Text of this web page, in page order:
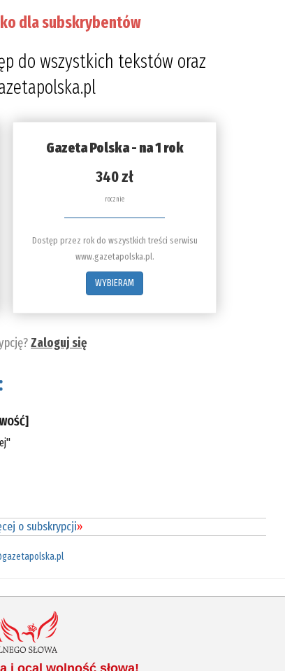
dla subskrybentów
do wszystkich tekstów oraz
Gazeta Polska - na 1 rok
340 zł
rocznie
Dostęp przez rok do wszystkich treści serwisu
www.gazetapolska.pl.
WYBIERAM
Zaloguj się
o subskrypcji»